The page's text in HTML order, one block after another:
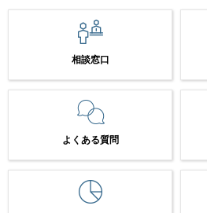
相談窓口
よくある質問